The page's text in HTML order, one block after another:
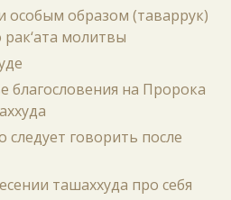
особым образом (таваррук)
молитвы
благословения на Пророка
следует говорить после
ташаххуда про себя